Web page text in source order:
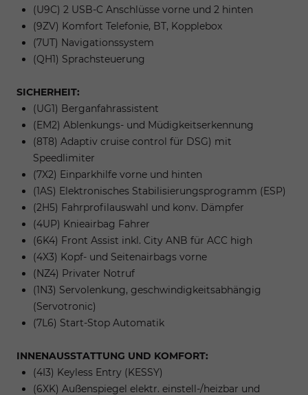
(U9C) 2 USB-C Anschlüsse vorne und 2 hinten
(9ZV) Komfort Telefonie, BT, Kopplebox
(7UT) Navigationssystem
(QH1) Sprachsteuerung
SICHERHEIT:
(UG1) Berganfahrassistent
(EM2) Ablenkungs- und Müdigkeitserkennung
(8T8) Adaptiv cruise control für DSG) mit
Speedlimiter
(7X2) Einparkhilfe vorne und hinten
(1AS) Elektronisches Stabilisierungsprogramm (ESP)
(2H5) Fahrprofilauswahl und konv. Dämpfer
(4UP) Knieairbag Fahrer
(6K4) Front Assist inkl. City ANB für ACC high
(4X3) Kopf- und Seitenairbags vorne
(NZ4) Privater Notruf
(1N3) Servolenkung, geschwindigkeitsabhängig
(Servotronic)
(7L6) Start-Stop Automatik
INNENAUSSTATTUNG UND KOMFORT:
(4I3) Keyless Entry (KESSY)
(6XK) Außenspiegel elektr. einstell-/heizbar und